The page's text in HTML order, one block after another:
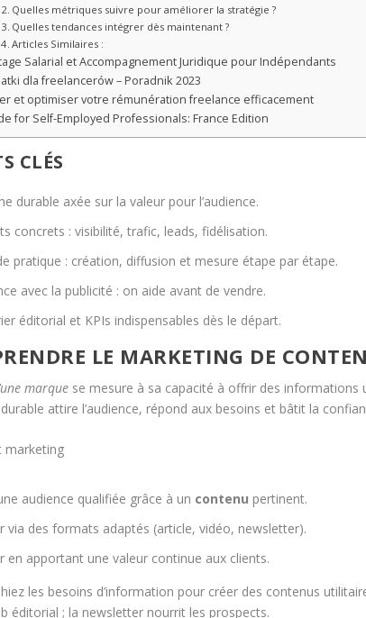
Quelles métriques suivre pour améliorer la stratégie ?
Quelles tendances intégrer dès maintenant ?
Articles Similaires :
Salarial et Accompagnement Juridique pour Indépendants
dla freelancerów – Poradnik 2023
et optimiser votre rémunération freelance efficacement
for Self-Employed Professionals: France Edition
CLÉS
durable axée sur la valeur pour l’audience.
concrets : visibilité, trafic, leads, fidélisation.
pratique : création, diffusion et mesure étape par étape.
avec la publicité : on aide avant de vendre.
éditorial et KPIs indispensables dès le départ.
LE MARKETING DE
marque se mesure à sa capacité à offrir des
attire l’audience, répond aux besoins et bâtit la
audience qualifiée grâce à un contenu pertinent.
via des formats adaptés (article, vidéo, newsletter).
en apportant une valeur continue aux clients.
les besoins d’information pour créer des contenus
éditorial ; la newsletter nourrit les prospects.